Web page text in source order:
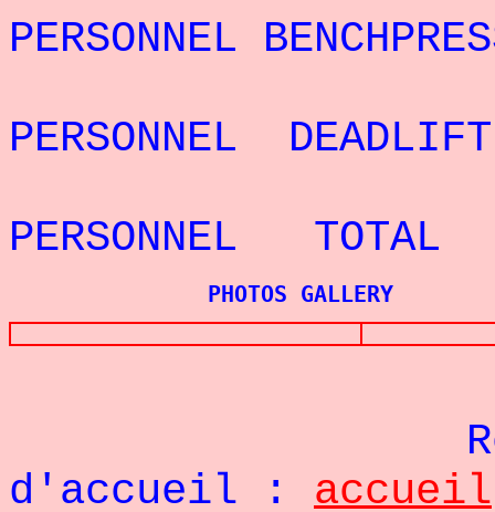
PERSONNEL
PERSONNEL
PERSONNEL
PHOTOS GALLERY
d'accueil : accueil